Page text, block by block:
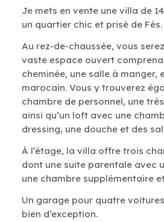
Je mets en vente une villa de
un quartier chic et prisé de Fès.
Au rez-de-chaussée, vous
vaste espace ouvert
cheminée, une salle à manger,
marocain. Vous y trouverez
chambre de personnel, une
ainsi qu’un loft avec une
dressing, une douche et des
À l’étage, la villa offre trois
dont une suite parentale avec
une chambre supplémentaire
Un garage pour quatre
bien d’exception.